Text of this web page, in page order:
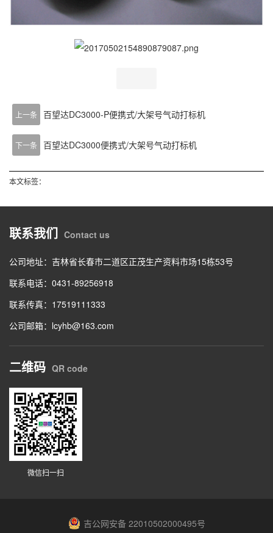
上一条 百望达DC3000-P便携式/大架号气动打标机
下一条 百望达DC3000便携式/大架号气动打标机
本文标签：
联系我们 Contact us
公司地址：吉林省长春市二道区正茂生产资料市场15栋53号
联系电话：0431-89256918
联系传真：17519111333
公司邮箱：lcyhb@163.com
二维码 QR code
微信扫一扫
吉公网安备 22010502000495号